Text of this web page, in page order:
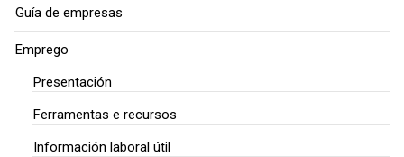
Guía de empresas
Emprego
Presentación
Ferramentas e recursos
Información laboral útil